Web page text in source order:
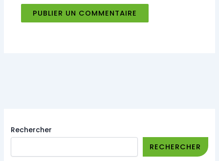
Rechercher
RECHERCHER